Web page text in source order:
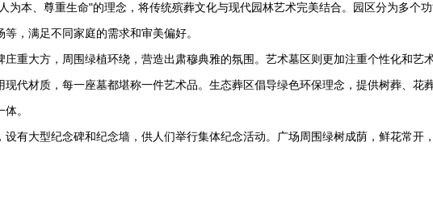
为本、尊重生命"的理念，将传统殡葬文化与现代园林艺术完美结合。园区分为多个
，满足不同家庭的需求和审美偏好。
重大方，周围绿植环绕，营造出肃穆典雅的氛围。艺术墓区则更加注重个性化和艺
代材质，每一座墓都堪称一件艺术品。生态葬区倡导绿色环保理念，提供树葬、花
。
有大型纪念碑和纪念墙，供人们举行集体纪念活动。广场周围绿树成荫，鲜花常开